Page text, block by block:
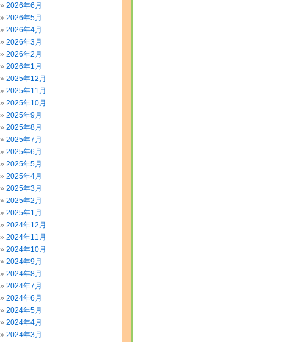
2026年6月
2026年5月
2026年4月
2026年3月
2026年2月
2026年1月
2025年12月
2025年11月
2025年10月
2025年9月
2025年8月
2025年7月
2025年6月
2025年5月
2025年4月
2025年3月
2025年2月
2025年1月
2024年12月
2024年11月
2024年10月
2024年9月
2024年8月
2024年7月
2024年6月
2024年5月
2024年4月
2024年3月